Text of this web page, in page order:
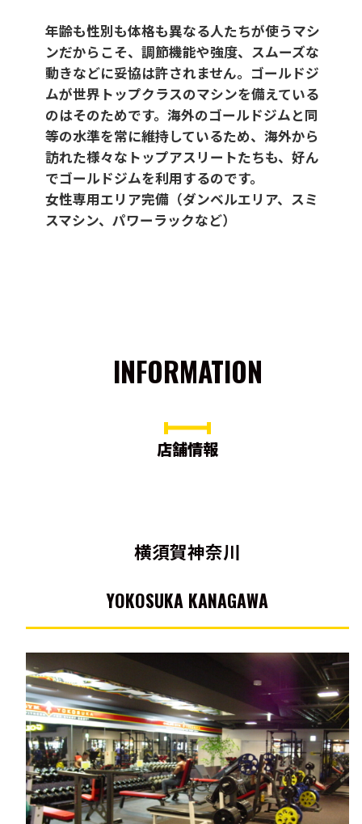
年齢も性別も体格も異なる人たちが使うマシ
ンだからこそ、調節機能や強度、スムーズな
動きなどに妥協は許されません。ゴールドジ
ムが世界トップクラスのマシンを備えている
のはそのためです。海外のゴールドジムと同
等の水準を常に維持しているため、海外から
訪れた様々なトップアスリートたちも、好ん
でゴールドジムを利用するのです。
女性専用エリア完備（ダンベルエリア、スミ
スマシン、パワーラックなど）
INFORMATION
店舗情報
横須賀神奈川
YOKOSUKA KANAGAWA